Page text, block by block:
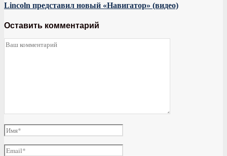
Lincoln представил новый «Навигатор» (видео)
Оставить комментарий